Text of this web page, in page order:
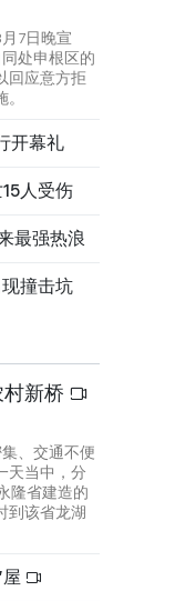
7日晚宣
处申根区的
回应意方拒
开幕礼
人受伤
最强热浪
撞击坑
新桥
、交通不便
天当中，分
隆省建造的
到该省龙湖